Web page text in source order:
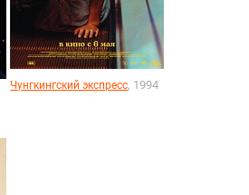
Чунгкингский экспресс, 1994